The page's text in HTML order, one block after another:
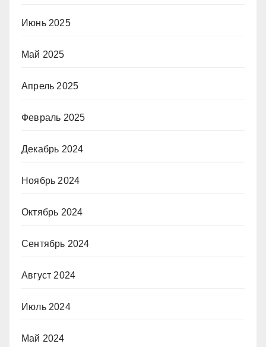
Июнь 2025
Май 2025
Апрель 2025
Февраль 2025
Декабрь 2024
Ноябрь 2024
Октябрь 2024
Сентябрь 2024
Август 2024
Июль 2024
Май 2024